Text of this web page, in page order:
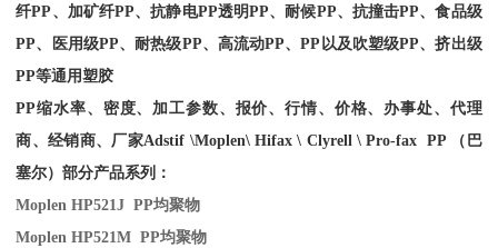
纤PP、加矿纤PP、抗静电PP透明PP、耐候PP、抗撞击PP、食品级
PP、医用级PP、耐热级PP、高流动PP、PP以及吹塑级PP、挤出级
PP等通用塑胶
PP缩水率、密度、加工参数、报价、行情、价格、办事处、代理
商、经销商、厂家Adstif \Moplen\ Hifax \ Clyrell \ Pro-fax PP （巴
塞尔）部分产品系列：
Moplen HP521J PP均聚物
Moplen HP521M PP均聚物